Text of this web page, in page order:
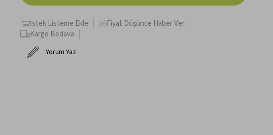
İstek Listeme Ekle
Fiyat Düşünce Haber Ver
Kargo Bedava
Yorum Yaz